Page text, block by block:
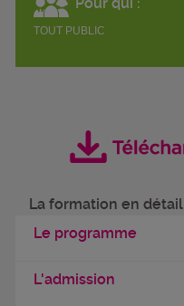
TOUT PUBLIC
La formation en détail
Le programme
L'admission